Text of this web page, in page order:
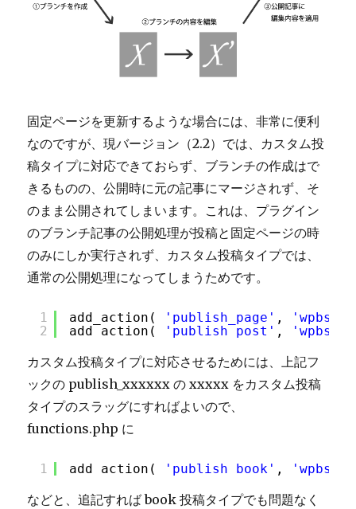
固定ページを更新するような場合には、非常に便利
なのですが、現バージョン（2.2）では、カスタム投
稿タイプに対応できておらず、ブランチの作成はで
きるものの、公開時に元の記事にマージされず、そ
のまま公開されてしまいます。これは、プラグイン
のブランチ記事の公開処理が投稿と固定ページの時
のみにしか実行されず、カスタム投稿タイプでは、
通常の公開処理になってしまうためです。
1
2
add_action( 'publish_page' ,
add_action(
'publish_post' ,
カスタム投稿タイプに対応させるためには、上記フ
ックの publish_xxxxxx の xxxxx をカスタム投稿
タイプのスラッグにすればよいので、
functions.php に
1 add_action( 'publish_book' ,
などと、追記すれば book 投稿タイプでも問題なく